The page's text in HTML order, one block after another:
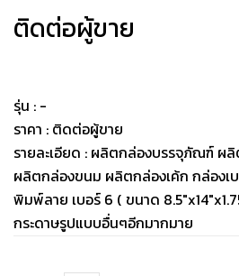
ติดต่อผู้ขาย
รุ่น : -
ราคา : ติดต่อผู้ขาย
รายละเอียด : ผลิตกล่องบรรจุภัณฑ์ ผ
ผลิตกล่องขนม ผลิตกล่องเค้ก กล่องเ
พิมพ์ลาย เบอร์ 6 ( ขนาด
กระดาษรูปแบบอื่นๆอีกมากมาย